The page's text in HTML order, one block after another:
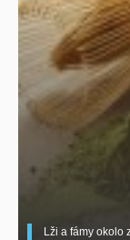
Lži a fámy okolo